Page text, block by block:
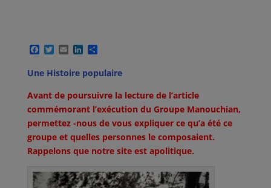
F
c
e
o
o
T
i
t
e
r
E
a
i
L
n
k
d
I
P
r
t
g
e
Une Histoire populaire
Avant de poursuivre la lecture de l’article
commémorant l’exécution du Groupe Manouchian,
permettez -nous de vous expliquer ce qu’a été ce
groupe et quelles personnes le composaient.
Rappelons que notre site est apolitique.